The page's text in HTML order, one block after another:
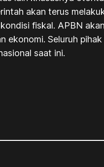
akan terus
fiskal. APBN
Seluruh pihak
saat ini.